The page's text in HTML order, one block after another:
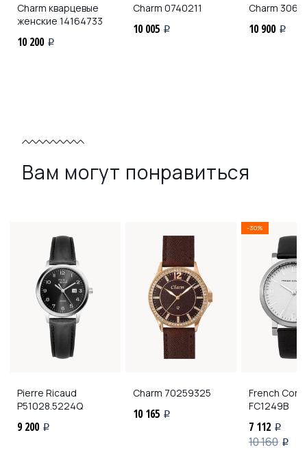
Charm кварцевые
женские 14164733
10 200 i
Charm 0740211
10 005 i
Charm
10 900 i
Вам могут понравиться
Pierre Ricaud
P51028.5224Q
9 200 i
Charm 70259325
10 165 i
-30%
French
FC1249B
7 112 i
10 160 i